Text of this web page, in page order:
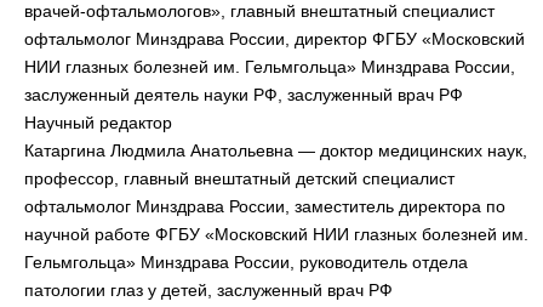
врачей-офтальмологов», главный внештатный специалист
офтальмолог Минздрава России, директор ФГБУ «Московский
НИИ глазных болезней им. Гельмгольца» Минздрава России,
заслуженный деятель науки РФ, заслуженный врач РФ
Научный редактор
Катаргина Людмила Анатольевна — доктор медицинских наук,
профессор, главный внештатный детский специалист
офтальмолог Минздрава России, заместитель директора по
научной работе ФГБУ «Московский НИИ глазных болезней им.
Гельмгольца» Минздрава России, руководитель отдела
патологии глаз у детей, заслуженный врач РФ